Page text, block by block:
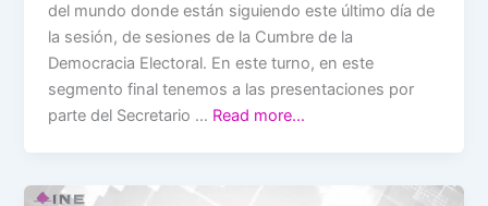
del mundo donde están siguiendo este último día de
la sesión, de sesiones de la Cumbre de la
Democracia Electoral. En este turno, en este
segmento final tenemos a las presentaciones por
parte del Secretario … Read more…